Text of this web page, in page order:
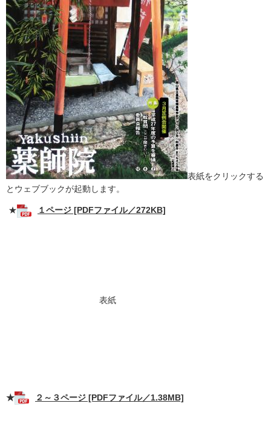
表紙をクリックする
とウェブブックが起動します。
★ １ページ [PDFファイル／272KB]
表紙
★ ２～３ページ [PDFファイル／1.38MB]